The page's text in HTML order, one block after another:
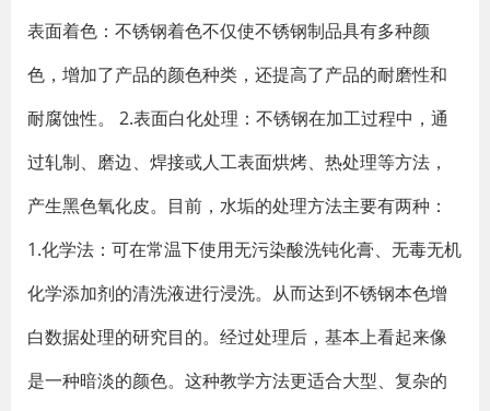
表面着色：不锈钢着色不仅使不锈钢制品具有多种颜
色，增加了产品的颜色种类，还提高了产品的耐磨性和
耐腐蚀性。 2.表面白化处理：不锈钢在加工过程中，通
过轧制、磨边、焊接或人工表面烘烤、热处理等方法，
产生黑色氧化皮。目前，水垢的处理方法主要有两种：
1.化学法：可在常温下使用无污染酸洗钝化膏、无毒无机
化学添加剂的清洗液进行浸洗。从而达到不锈钢本色增
白数据处理的研究目的。经过处理后，基本上看起来像
是一种暗淡的颜色。这种教学方法更适合大型、复杂的